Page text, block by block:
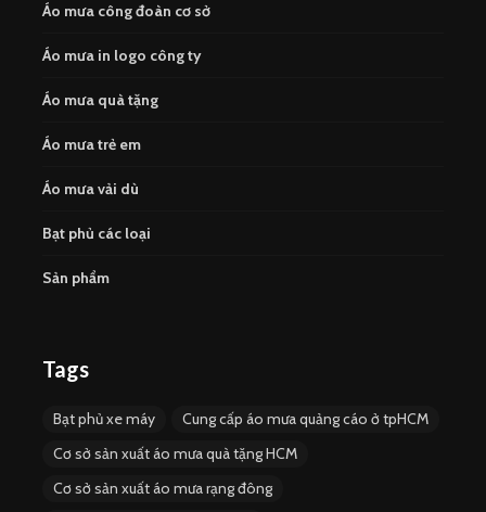
Áo mưa công đoàn cơ sở
Áo mưa in logo công ty
Áo mưa quà tặng
Áo mưa trẻ em
Áo mưa vải dù
Bạt phủ các loại
Sản phẩm
Tags
Bạt phủ xe máy
Cung cấp áo mưa quảng cáo ở tpHCM
Cơ sở sản xuất áo mưa quà tặng HCM
Cơ sở sản xuất áo mưa rạng đông